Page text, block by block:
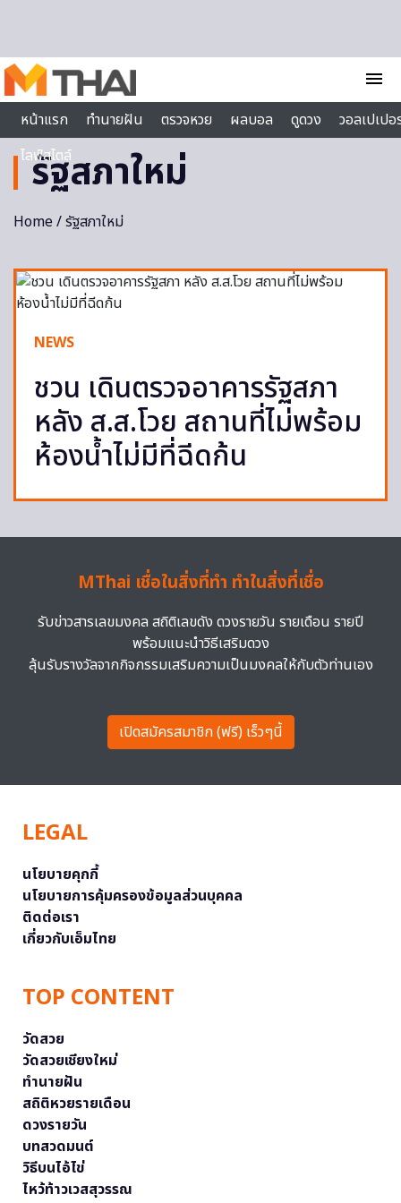
menu
หน้าแรก
ทำนายฝัน ตรวจหวย ผลบอล ดูดวง
วอลเปเป
ไลฟ์สไตล์
รัฐสภาใหม่
Home/ รัฐสภาใหม่
NEWS
ชวน เดินตรวจอาคารรัฐสภา
หลัง ส.ส.โวย สถานที่ไม่พร้อม
ห้องน้ำไม่มีที่ฉีดก้น
MThai เชื่อในสิ่งที่ทำ ทำในสิ่งที่เชื่อ
รับข่าวสารเลขมงคล สถิติเลขดัง ดวงรายวัน รายเดือน รายปี
พร้อมแนะนำวิธีเสริมดวง
ลุ้นรับรางวัลจากกิจกรรมเสริมความเป็นมงคลให้กับตัวท่านเอง
เปิดสมัครสมาชิก (ฟรี) เร็วๆนี้
LEGAL
นโยบายคุกกี้
นโยบายการคุ้มครองข้อมูลส่วนบุคคล
ติดต่อเรา
เกี่ยวกับเอ็มไทย
TOP CONTENT
วัดสวย
วัดสวยเชียงใหม่
ทำนายฝัน
สถิติหวยรายเดือน
ดวงรายวัน
บทสวดมนต์
วิธีบนไอ้ไข่
ไหว้ท้าวเวสสุวรรณ